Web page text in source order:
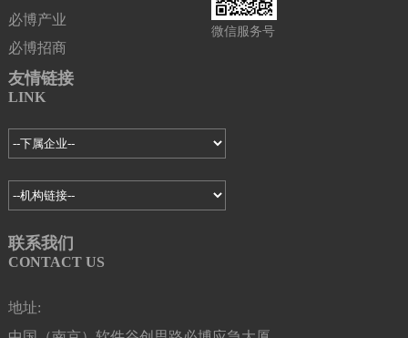
必博产业
必博招商
微信服务号
友情链接
LINK
联系我们
CONTACT US
地址: